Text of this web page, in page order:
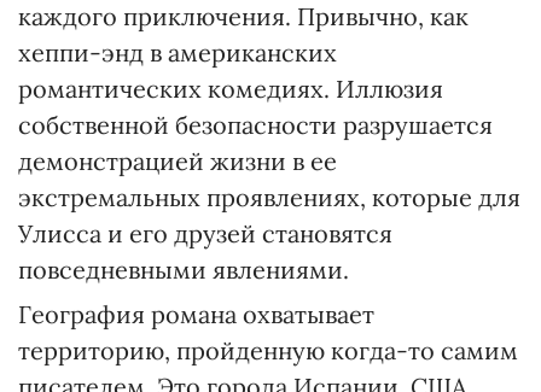
каждого приключения. Привычно, как
хеппи-энд в американских
романтических комедиях. Иллюзия
собственной безопасности разрушается
демонстрацией жизни в ее
экстремальных проявлениях, которые для
Улисса и его друзей становятся
повседневными явлениями.
География романа охватывает
территорию, пройденную когда-то самим